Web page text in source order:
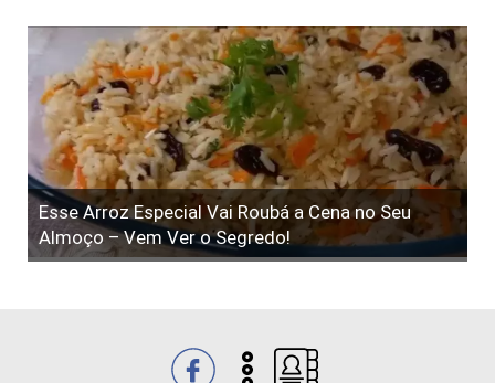
Esse Arroz Especial Vai Roubá a Cena no Seu
Almoço – Vem Ver o Segredo!